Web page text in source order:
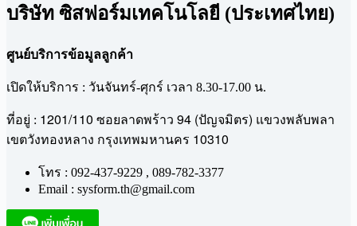
บริษัท ซิสฟอร์มเทคโนโลยี (ประเทศไทย)
ศูนย์บริการข้อมูลลูกค้า
เปิดให้บริการ : วันจันทร์-ศุกร์ เวลา 8.30-17.00 น.
ที่อยู่ : 1201/110 ซอยลาดพร้าว 94 (ปัญจมิตร) แขวงพลับพลา
เขตวังทองหลาง กรุงเทพมหานคร 10310
โทร : 092-437-9229 , 089-782-3377
Email : sysform.th@gmail.com